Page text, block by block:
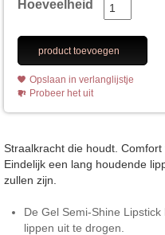
Hoeveelheid
product toevoegen
Opslaan in verlanglijstje
Probeer het uit
Straalkracht die houdt.
Eindelijk een lang houdende
zullen zijn.
De Gel Semi-Shine
lippen uit te drogen.